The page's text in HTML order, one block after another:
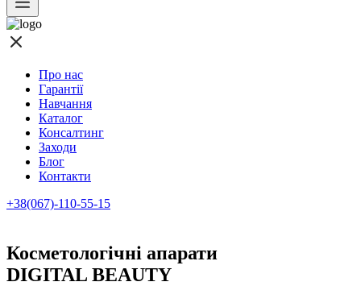
Про нас
Гарантії
Навчання
Каталог
Консалтинг
Заходи
Блог
Контакти
+38(067)-110-55-15
Косметологічні апарати
DIGITAL BEAUTY